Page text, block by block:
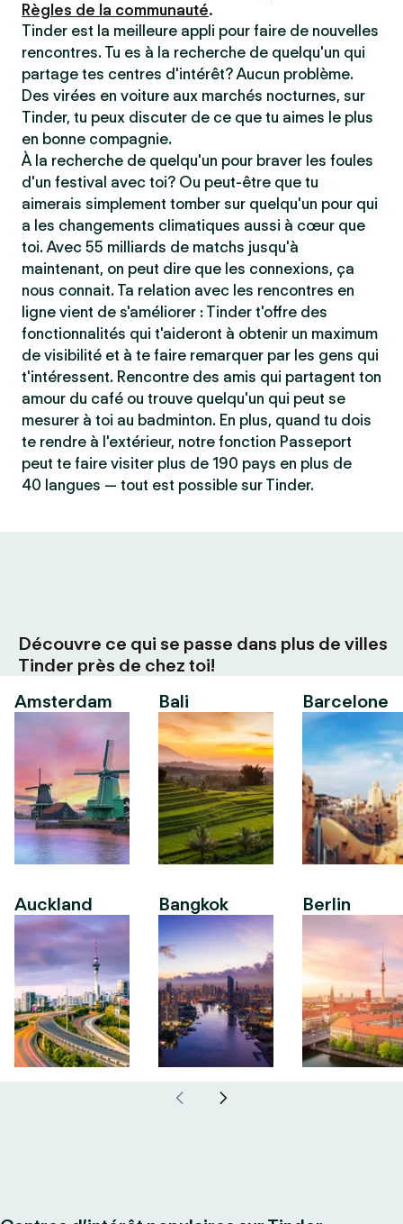
Règles de la communauté.
Tinder est la meilleure appli pour faire de nouvelles
rencontres. Tu es à la recherche de quelqu'un qui
partage tes centres d'intérêt? Aucun problème.
Des virées en voiture aux marchés nocturnes, sur
Tinder, tu peux discuter de ce que tu aimes le plus
en bonne compagnie.
À la recherche de quelqu'un pour braver les foules
d'un festival avec toi? Ou peut-être que tu
aimerais simplement tomber sur quelqu'un pour qui
a les changements climatiques aussi à cœur que
toi. Avec 55 milliards de matchs jusqu'à
maintenant, on peut dire que les connexions, ça
nous connait. Ta relation avec les rencontres en
ligne vient de s'améliorer : Tinder t'offre des
fonctionnalités qui t'aideront à obtenir un maximum
de visibilité et à te faire remarquer par les gens qui
t'intéressent. Rencontre des amis qui partagent ton
amour du café ou trouve quelqu'un qui peut se
mesurer à toi au badminton. En plus, quand tu dois
te rendre à l'extérieur, notre fonction Passeport
peut te faire visiter plus de 190 pays en plus de
40 langues — tout est possible sur Tinder.
Découvre ce qui se passe dans plus de villes
Tinder près de chez toi!
Amsterdam
Auckland
Bali
Bangkok
Barcelone
Berlin